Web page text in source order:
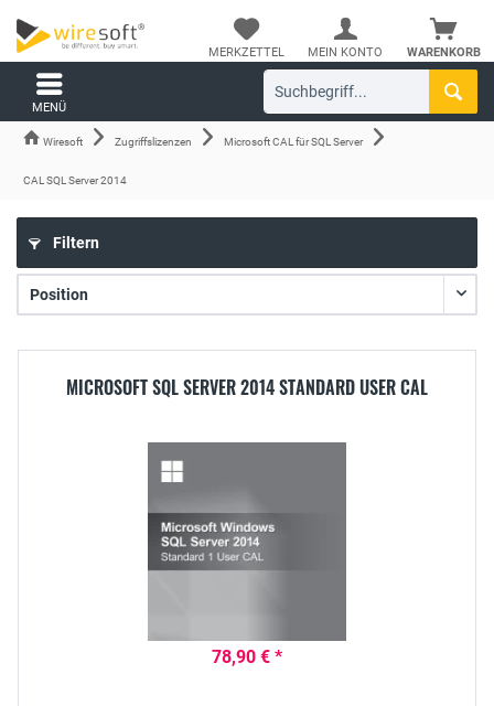
WARENKORB
MERKZETTEL MEIN KONTO
MENÜ
Wiresoft Zugriffslizenzen Microsoft CAL für SQL Server
CAL SQL Server 2014
Filtern
MICROSOFT SQL SERVER 2014 STANDARD USER CAL
78,90 € *